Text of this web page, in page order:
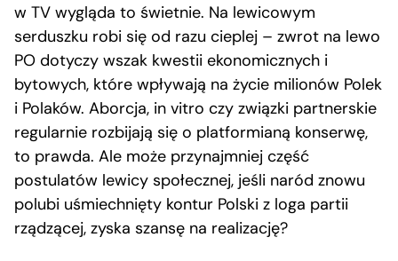
w TV wygląda to świetnie. Na lewicowym
serduszku robi się od razu cieplej – zwrot na lewo
PO dotyczy wszak kwestii ekonomicznych i
bytowych, które wpływają na życie milionów Polek
i Polaków. Aborcja, in vitro czy związki partnerskie
regularnie rozbijają się o platformianą konserwę,
to prawda. Ale może przynajmniej część
postulatów lewicy społecznej, jeśli naród znowu
polubi uśmiechnięty kontur Polski z loga partii
rządzącej, zyska szansę na realizację?